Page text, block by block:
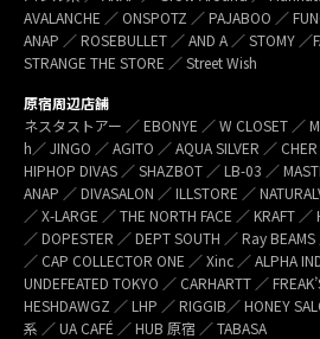
AVALANCHE ／ ONSPOTZ ／ PAJABOO ／
ANAP ／ ROSEBULLET ／ AND A ／ STOMY ／
STRANGE THE STORE ／ Street Wish
原宿周辺店舗
ネスタストアー ／ EBONYE ／ W CLOSET ／
h／ JINGO ／ AGITO ／ AQUA SILVER ／
HIPHOP DIVAS ／ SHAZBOT ／ LB-03 ／
ANAP ／ DIVASALON ／ ILLSTORE ／
／ X-LARGE ／ THE NORTH FACE ／ KRAFT
／ DOPESTER ／ DEPT SOUTH ／ Ray
／ CAP COLLECTOR ONE ／ Xinc ／ ALPHA
UNDEFEATED TOKYO ／ CARHARTT ／
HESHDAWGZ ／ LHP ／ RIGGIB／ HONEY
系 ／ UA CAFÉ ／ HUB 原宿 ／ TABASA